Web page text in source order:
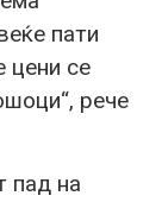
пати
цени се
рече
пад на